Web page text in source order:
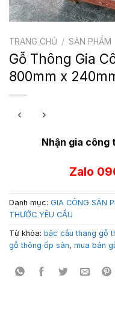
TRANG CHỦ / SẢN PHẨM
Gỗ Thông Gia
800mm x
Nhận gia
Zalo
Danh mục: GIA CÔNG SẢN
THƯỚC YÊU CẦU
Từ khóa: bậc cầu thang gỗ
gỗ thông ốp sàn, mua bán